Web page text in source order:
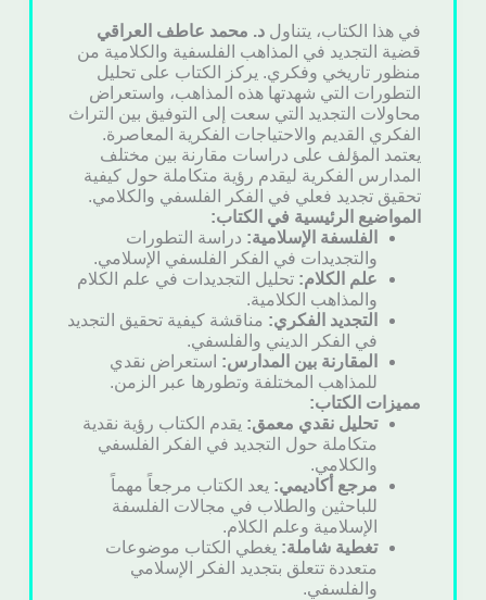
في هذا الكتاب، يتناول د. محمد عاطف العراقي
قضية التجديد في المذاهب الفلسفية والكلامية من
منظور تاريخي وفكري. يركز الكتاب على تحليل
التطورات التي شهدتها هذه المذاهب، واستعراض
محاولات التجديد التي سعت إلى التوفيق بين التراث
الفكري القديم والاحتياجات الفكرية المعاصرة.
يعتمد المؤلف على دراسات مقارنة بين مختلف
المدارس الفكرية ليقدم رؤية متكاملة حول كيفية
تحقيق تجديد فعلي في الفكر الفلسفي والكلامي.
المواضيع الرئيسية في الكتاب:
الفلسفة الإسلامية: دراسة التطورات
والتجديدات في الفكر الفلسفي الإسلامي.
علم الكلام: تحليل التجديدات في علم الكلام
والمذاهب الكلامية.
التجديد الفكري: مناقشة كيفية تحقيق التجديد
في الفكر الديني والفلسفي.
المقارنة بين المدارس: استعراض نقدي
للمذاهب المختلفة وتطورها عبر الزمن.
مميزات الكتاب:
تحليل نقدي معمق: يقدم الكتاب رؤية نقدية
متكاملة حول التجديد في الفكر الفلسفي
والكلامي.
مرجع أكاديمي: يعد الكتاب مرجعاً مهماً
للباحثين والطلاب في مجالات الفلسفة
الإسلامية وعلم الكلام.
تغطية شاملة: يغطي الكتاب موضوعات
متعددة تتعلق بتجديد الفكر الإسلامي
والفلسفي.